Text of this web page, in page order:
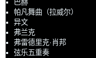
巴赫
帕凡舞曲（拉威尔）
异文
弗兰克
弗雷德里克·肖邦
弦乐五重奏